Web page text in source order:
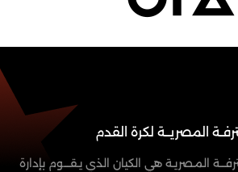
المصريــة لكرة القدم
المـصريـة هي الكيان الذي يـقــــوم بإدارة